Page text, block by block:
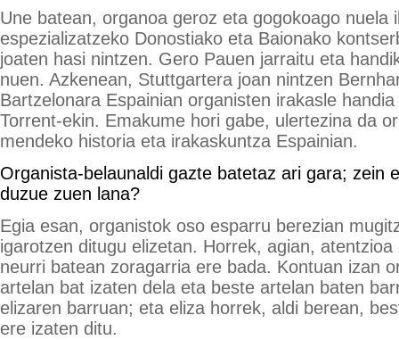
Une batean, organoa geroz eta gogokoago nuela
espezializatzeko Donostiako eta Baionako
joaten hasi nintzen. Gero Pauen jarraitu eta
nuen. Azkenean, Stuttgartera joan nintzen
Bartzelonara Espainian organisten irakasle
Torrent-ekin. Emakume hori gabe, ulertezina da
mendeko historia eta irakaskuntza Espainian.
Organista-belaunaldi gazte batetaz ari gara; zein
duzue zuen lana?
Egia esan, organistok oso esparru berezian
igarotzen ditugu elizetan. Horrek, agian,
neurri batean zoragarria ere bada. Kontuan izan
artelan bat izaten dela eta beste artelan baten
elizaren barruan; eta eliza horrek, aldi berean,
ere izaten ditu.